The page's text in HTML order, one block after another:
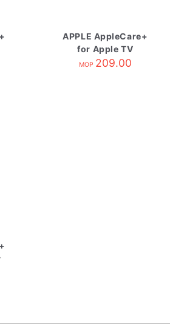
APPLE AppleCare+
for Apple TV
MOP 209.00